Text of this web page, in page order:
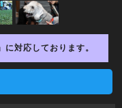
に対応しております。